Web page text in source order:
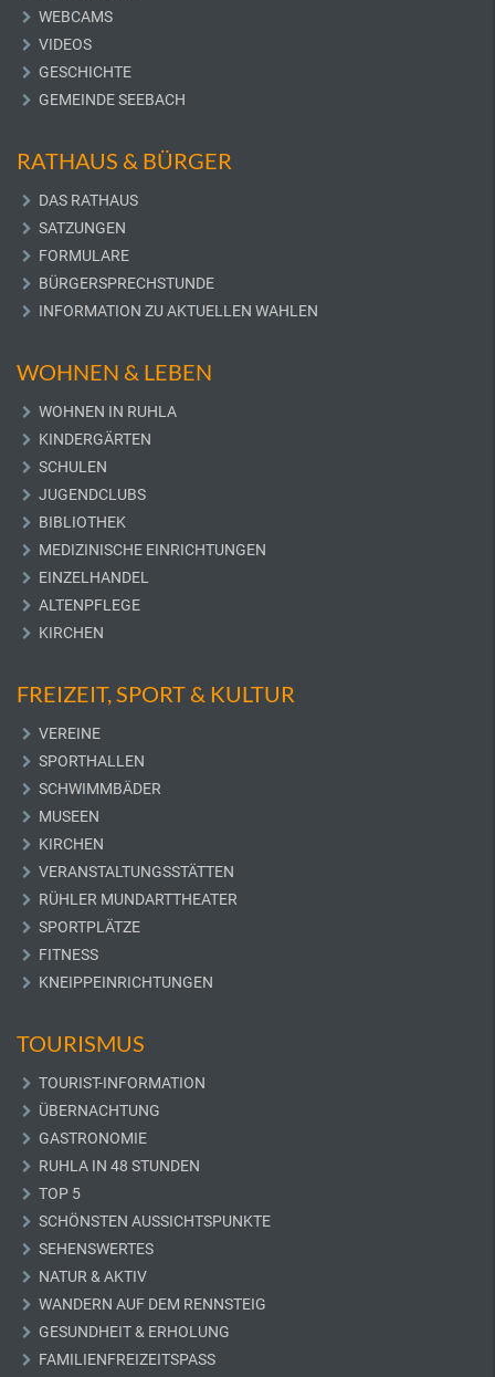
WEBCAMS
VIDEOS
GESCHICHTE
GEMEINDE SEEBACH
RATHAUS & BÜRGER
DAS RATHAUS
SATZUNGEN
FORMULARE
BÜRGERSPRECHSTUNDE
INFORMATION ZU AKTUELLEN WAHLEN
WOHNEN & LEBEN
WOHNEN IN RUHLA
KINDERGÄRTEN
SCHULEN
JUGENDCLUBS
BIBLIOTHEK
MEDIZINISCHE EINRICHTUNGEN
EINZELHANDEL
ALTENPFLEGE
KIRCHEN
FREIZEIT, SPORT & KULTUR
VEREINE
SPORTHALLEN
SCHWIMMBÄDER
MUSEEN
KIRCHEN
VERANSTALTUNGSSTÄTTEN
RÜHLER MUNDARTTHEATER
SPORTPLÄTZE
FITNESS
KNEIPPEINRICHTUNGEN
TOURISMUS
TOURIST-INFORMATION
ÜBERNACHTUNG
GASTRONOMIE
RUHLA IN 48 STUNDEN
TOP 5
SCHÖNSTEN AUSSICHTSPUNKTE
SEHENSWERTES
NATUR & AKTIV
WANDERN AUF DEM RENNSTEIG
GESUNDHEIT & ERHOLUNG
FAMILIENFREIZEITSPASS